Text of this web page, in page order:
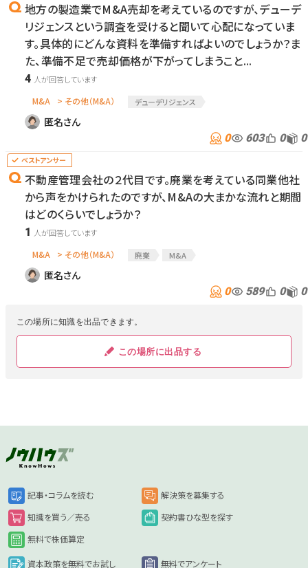
地方の製造業でM&A売却を考えているのですが、デューデ
リジェンスという調査を受けると聞いて心配になっていま
す。具体的にどんな資料を準備すればよいのでしょうか？ま
た、準備不足で売却価格が下がってしまうこと...
4
M&A > その他（M&A） デューデリジェンス
匿名さん
0 603 0 0
不動産管理会社の２代目です。廃業を考えている同業他社
から声をかけられたのですが、M&Aの大まかな流れと期間
はどのくらいでしょうか？
1
M&A > その他（M&A） 廃業 M&A
匿名さん
0 589 0 0
この場所に知識を出品できます。
この場所に出品する
記事・コラムを読む 解決策を募集する
知識を買う／売る 契約書ひな型を探す
無料で株価算定
資本政策を無料でお試し 無料でアンケート